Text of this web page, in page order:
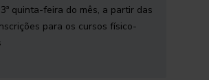
quinta-feira do mês, a partir das
para os cursos físico-